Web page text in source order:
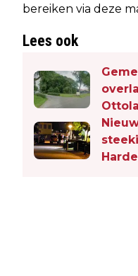
bereiken via deze
Lees ook